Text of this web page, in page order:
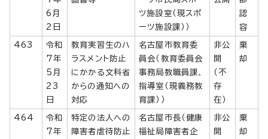
6月
2日
ツ施設室（現スポ
ーツ施設課））
認
容
463
令和
7年
5月
23
日
教育実習生のハ
ラスメント防止
にかかる文科省
からの通知への
対応
名古屋市教育委
員会（教育委員会
事務局教職員課、
指導室（現義務教
育課））
非公
開
（不
存
在）
棄
却
464
令和
7年
特定の法人への
障害者虐待防止
名古屋市長（健康
福祉局障害者企
非公
開
棄
却